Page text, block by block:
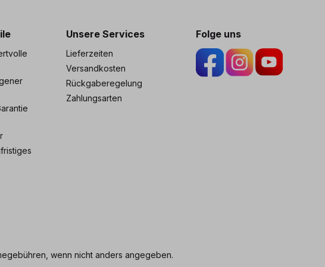
Unsere Services
Lieferzeiten
Versandkosten
Rückgaberegelung
Zahlungsarten
Folge uns
wenn nicht anders angegeben.